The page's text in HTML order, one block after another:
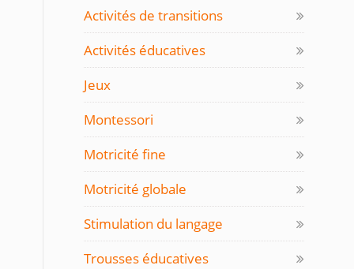
Activités de transitions
Activités éducatives
Jeux
Montessori
Motricité fine
Motricité globale
Stimulation du langage
Trousses éducatives